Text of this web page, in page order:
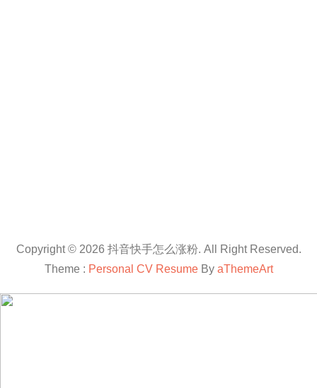
Copyright © 2026 抖音快手怎么涨粉. All Right Reserved.
Theme : Personal CV ResumeBy aThemeArt